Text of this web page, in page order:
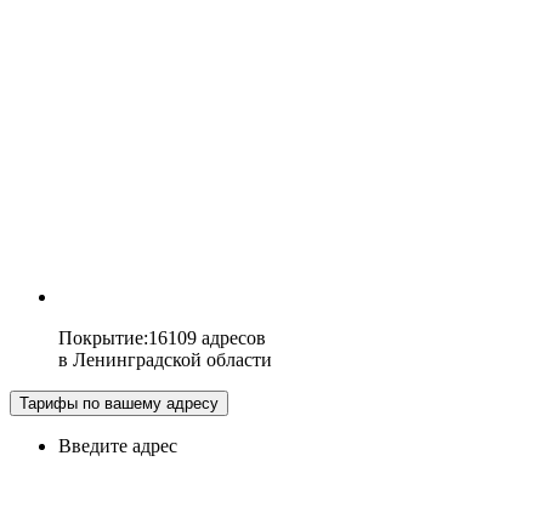
Покрытие:16109 адресов
в Ленинградской области
Тарифы по вашему адресу
Введите адрес